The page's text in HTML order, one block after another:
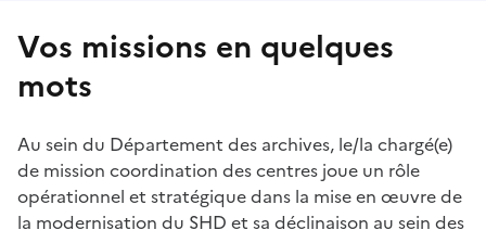
Vos missions en quelques
mots
Au sein du Département des archives, le/la chargé(e)
de mission coordination des centres joue un rôle
opérationnel et stratégique dans la mise en œuvre de
la modernisation du SHD et sa déclinaison au sein des